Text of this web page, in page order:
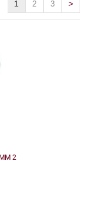
1 2 3 >
2